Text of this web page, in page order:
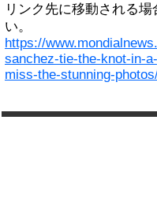
リンク先に移動される
い。
https://
sanchez-tie-the-knot-in-
miss-the-stunning-